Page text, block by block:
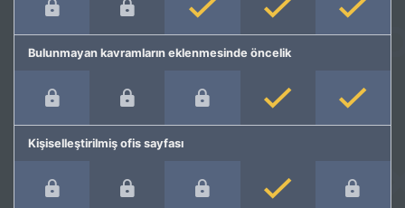
Bulunmayan kavramların eklenmesinde öncelik
Kişiselleştirilmiş ofis sayfası